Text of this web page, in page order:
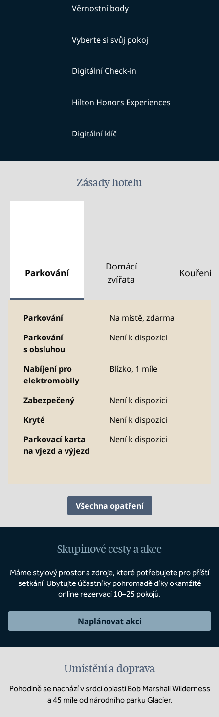
Věrnostní body
Vyberte si svůj pokoj
Digitální Check-in
Hilton Honors Experiences
Digitální klíč
Zásady hotelu
Parkování
Domácí
zvířata
Kouření
Parkování Na místě, zdarma
Parkování
s obsluhou
Není k dispozici
Nabíjení pro
elektromobily
Blízko, 1 míle
Zabezpečený
Není k dispozici
Kryté
Není k dispozici
Parkovací karta
na vjezd a výjezd
Není k dispozici
Všechna opatření
Skupinové cesty a akce
Máme stylový prostor a zdroje, které potřebujete pro příští
setkání. Ubytujte účastníky pohromadě díky okamžité
online rezervaci 10–25 pokojů.
Naplánovat akci
Umístění a doprava
Pohodlně se nachází v srdci oblasti Bob Marshall Wilderness
a 45 míle od národního parku Glacier.